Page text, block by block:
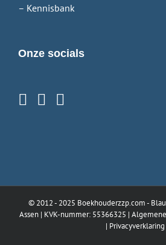
– Kennisbank
Onze socials
© 2012 - 2025 Boekhouderzzp.com-
Assen | KVK-nummer: 55366325 |
| Privacyverklaring